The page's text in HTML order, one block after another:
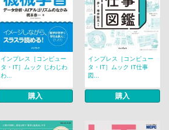
インプレス［コンピュー
タ・IT］ムック じわじわ
わ...
購入
インプレス［コンピュー
タ・IT］ムック IT仕事
図...
購入